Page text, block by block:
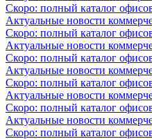
Скоро: полный каталог
Актуальные новости
Скоро: полный каталог
Актуальные новости
Скоро: полный каталог
Актуальные новости
Скоро: полный каталог
Актуальные новости
Скоро: полный каталог
Актуальные новости
Скоро: полный каталог